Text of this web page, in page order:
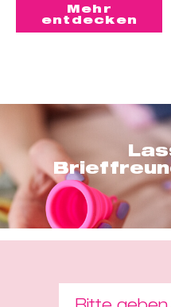
Mehr
entdecken